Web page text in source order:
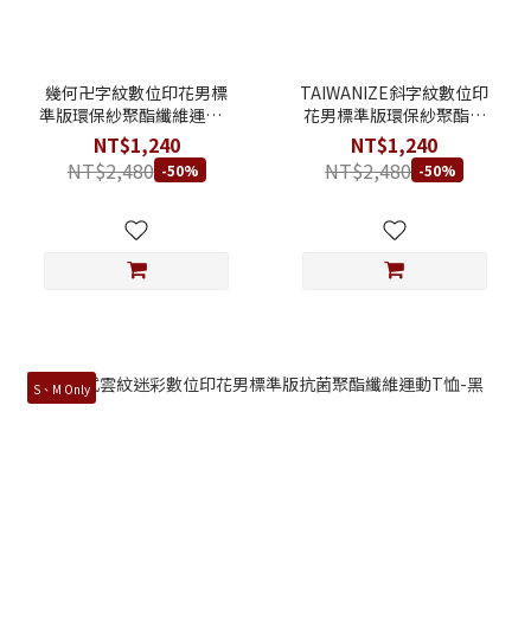
幾何卍字紋數位印花男標
準版環保紗聚酯纖維運動T
恤-藍+橘
NT$1,240
NT$2,480 -50%
TAIWANIZE斜字紋數位印
花男標準版環保紗聚酯纖
維運動T恤-花黑+灰
NT$1,240
NT$2,480 -50%
S、M Only